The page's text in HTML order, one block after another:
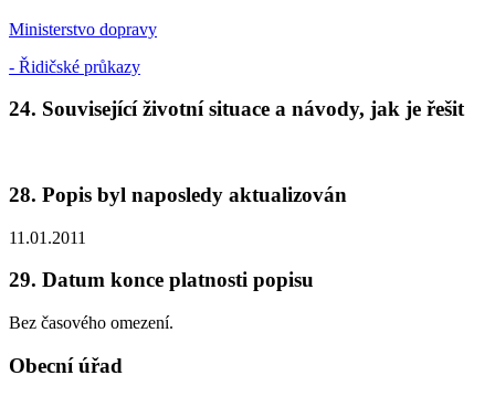
Ministerstvo dopravy
- Řidičské průkazy
24. Související životní situace a návody, jak je řešit
28. Popis byl naposledy aktualizován
11.01.2011
29. Datum konce platnosti popisu
Bez časového omezení.
Obecní úřad